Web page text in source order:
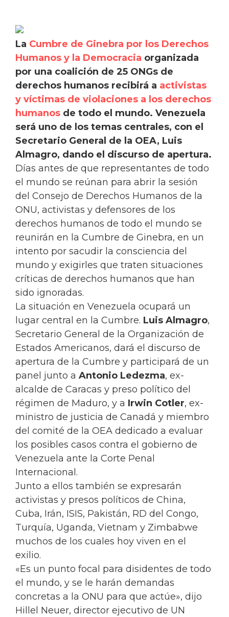
La Cumbre de Ginebra por los Derechos
Humanos y la Democracia organizada
por una coalición de 25 ONGs de
derechos humanos recibirá a activistas
y víctimas de violaciones a los derechos
humanos de todo el mundo. Venezuela
será uno de los temas centrales, con el
Secretario General de la OEA, Luis
Almagro, dando el discurso de apertura.
Días antes de que representantes de todo
el mundo se reúnan para abrir la sesión
del Consejo de Derechos Humanos de la
ONU, activistas y defensores de los
derechos humanos de todo el mundo se
reunirán en la Cumbre de Ginebra, en un
intento por sacudir la consciencia del
mundo y exigirles que traten situaciones
críticas de derechos humanos que han
sido ignoradas.
La situación en Venezuela ocupará un
lugar central en la Cumbre. Luis Almagro,
Secretario General de la Organización de
Estados Americanos, dará el discurso de
apertura de la Cumbre y participará de un
panel junto a Antonio Ledezma, ex-
alcalde de Caracas y preso político del
régimen de Maduro, y a Irwin Cotler, ex-
ministro de justicia de Canadá y miembro
del comité de la OEA dedicado a evaluar
los posibles casos contra el gobierno de
Venezuela ante la Corte Penal
Internacional.
Junto a ellos también se expresarán
activistas y presos políticos de China,
Cuba, Irán, ISIS, Pakistán, RD del Congo,
Turquía, Uganda, Vietnam y Zimbabwe
muchos de los cuales hoy viven en el
exilio.
«Es un punto focal para disidentes de todo
el mundo, y se le harán demandas
concretas a la ONU para que actúe», dijo
Hillel Neuer, director ejecutivo de UN